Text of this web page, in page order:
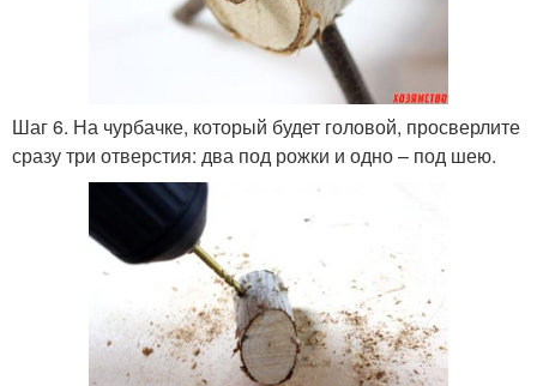
Шаг 6. На чурбачке, который будет головой, просверлите
сразу три отверстия: два под рожки и одно – под шею.